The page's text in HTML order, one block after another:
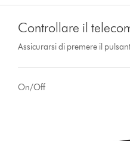
Controllare il
Assicurarsi di premere il
On/Off